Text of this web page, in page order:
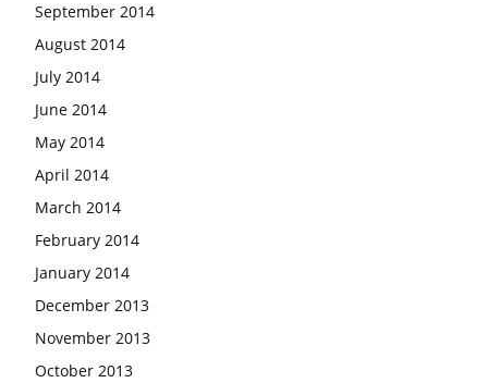
September 2014
August 2014
July 2014
June 2014
May 2014
April 2014
March 2014
February 2014
January 2014
December 2013
November 2013
October 2013